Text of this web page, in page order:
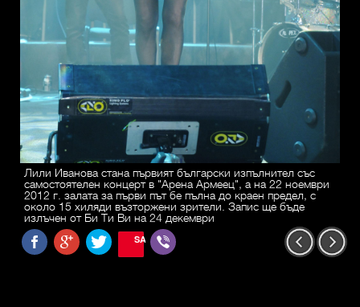
Лили Иванова стана първият български изпълнител със
самостоятелен концерт в "Арена Армеец", а на 22 ноември
2012 г. залата за първи път бе пълна до краен предел, с
около 15 хиляди възторжени зрители. Запис ще бъде
излъчен от Би Ти Ви на 24 декември
SAVE